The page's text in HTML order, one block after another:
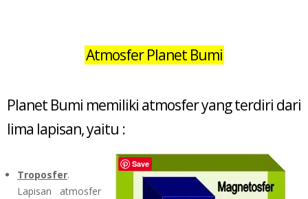
Atmosfer Planet Bumi
Planet Bumi memiliki atmosfer yang terdiri dari
lima lapisan, yaitu :
Troposfer.
Lapisan atmosfer
Save